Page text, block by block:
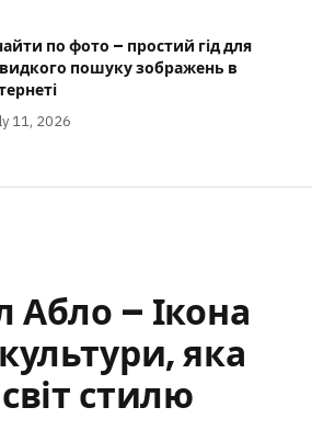
по фото – простий гід для
пошуку зображень в
11, 2026
– Ікона
яка
стилю